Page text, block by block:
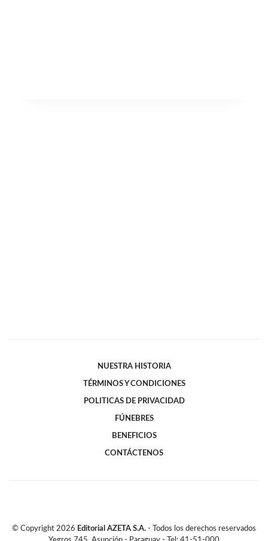
NUESTRA HISTORIA
TÉRMINOS Y CONDICIONES
POLITICAS DE PRIVACIDAD
FÚNEBRES
BENEFICIOS
CONTÁCTENOS
© Copyright 2026 Editorial AZETA S.A. - Todos los derechos reservados